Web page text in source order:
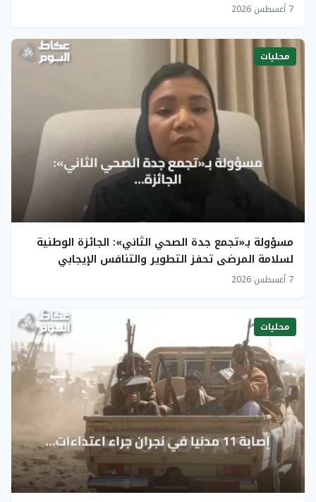
7 أغسطس 2026
محليات
مسؤولة بـ«تجمع جدة الصحي الثاني»: الجائزة الوطنية
لسلامة المرضى تحفز التطوير والتنافس الإيجابي
7 أغسطس 2026
محليات